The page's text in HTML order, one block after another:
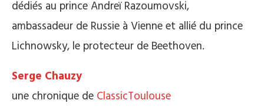
dédiés au prince Andreï Razoumovski,
ambassadeur de Russie à Vienne et allié du prince
Lichnowsky, le protecteur de Beethoven.
Serge Chauzy
une chronique de ClassicToulouse